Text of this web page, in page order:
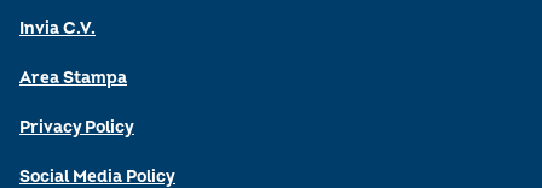
Invia C.V.
Area Stampa
Privacy Policy
Social Media Policy